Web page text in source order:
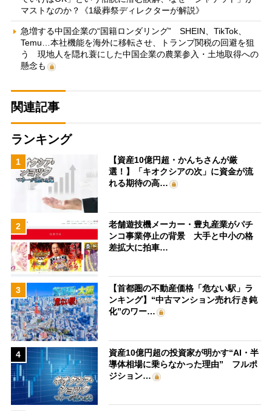
マストなのか？《1級葬祭ディレクターが解説》
急増する中国企業の“国籍ロンダリング” SHEIN、TikTok、
Temu…本社機能を海外に移転させ、トランプ関税の回避を狙
う 現地人を隠れ蓑にした中国企業の農業参入・土地取得への
懸念も
関連記事
ランキング
1
【資産10億円超・かんちさんが厳
選！】「キオクシアの次」に資金が流
れる期待の高…
2
老舗遊技機メーカー・豊丸産業がパチ
ンコ事業停止の背景 大手と中小の格
差拡大に拍車…
3
【首都圏の不動産価格「危ない駅」ラ
ンキング】“中古マンション売れ行き鈍
化”のワー…
4
資産10億円超の投資家が明かす“AI・半
導体相場に乗らなかった理由” フルポ
ジション…